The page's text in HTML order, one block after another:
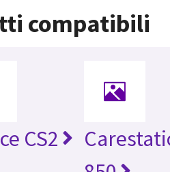
compatibili
CS2